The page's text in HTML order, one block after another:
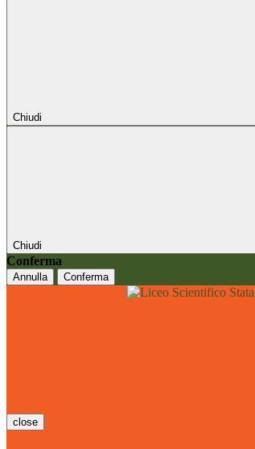
Chiudi
Chiudi
Conferma
Annulla Conferma
close